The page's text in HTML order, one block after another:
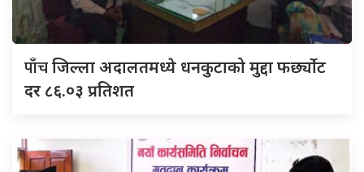
पाँचजिल्ला अदालतमध्ये धनकुटाको मुद्दा फर्छ्योट
दर ८६.०३ प्रतिशत